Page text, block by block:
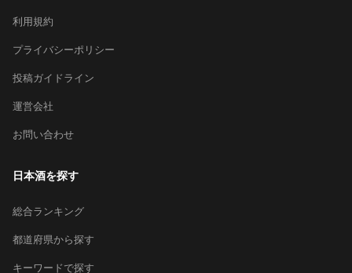
利用規約
プライバシーポリシー
投稿ガイドライン
運営会社
お問い合わせ
日本酒を探す
総合ランキング
都道府県から探す
キーワードで探す